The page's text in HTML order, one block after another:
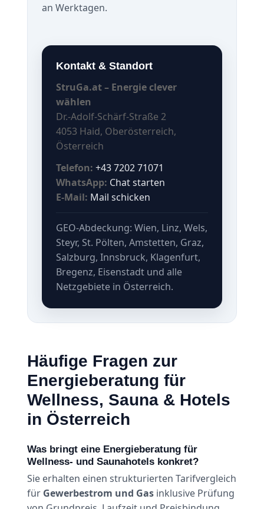
an Werktagen.
Kontakt & Standort
StruGa.at – Energie clever
wählen
Dr.-Adolf-Schärf-Straße 2
4053 Haid, Oberösterreich,
Österreich
Telefon: +43 7202 71071
WhatsApp: Chat starten
E-Mail: Mail schicken
GEO-Abdeckung: Wien, Linz, Wels,
Steyr, St. Pölten, Amstetten, Graz,
Salzburg, Innsbruck, Klagenfurt,
Bregenz, Eisenstadt und alle
Netzgebiete in Österreich.
Häufige Fragen zur
Energieberatung für
Wellness, Sauna & Hotels
in Österreich
Was bringt eine Energieberatung für
Wellness- und Saunahotels konkret?
Sie erhalten einen strukturierten Tarifvergleich
für Gewerbestrom und Gas inklusive Prüfung